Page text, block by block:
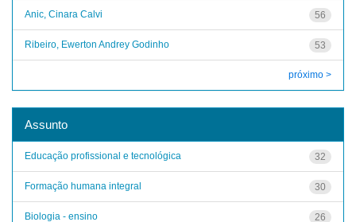
56
Anic, Cinara Calvi
53
Ribeiro, Ewerton Andrey Godinho
próximo >
Assunto
32
Educação profissional e tecnológica
30
Formação humana integral
26
Biologia - ensino